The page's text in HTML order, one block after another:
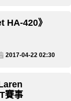
HA-420》
2017-04-22 02:30
賽事